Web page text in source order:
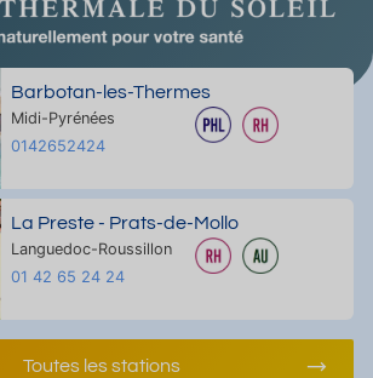
Barbotan-les-Thermes
Midi-Pyrénées
0142652424
La Preste - Prats-de-Mollo
Languedoc-Roussillon
01 42 65 24 24
Toutes les stations